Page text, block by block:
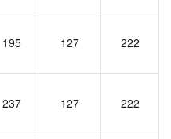
195 127 222
237 127 222